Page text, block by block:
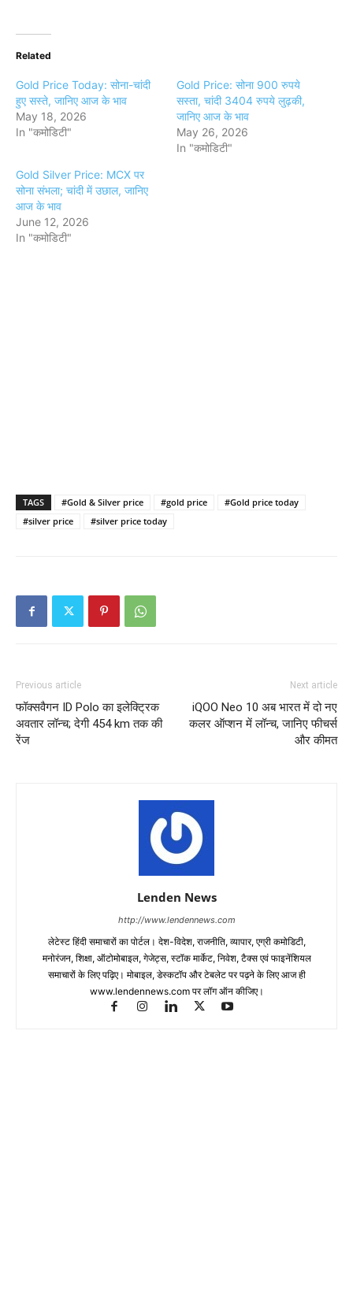
Related
Gold Price Today: सोना-चांदी
हुए सस्ते, जानिए आज के भाव
May 18, 2026
In "कमोडिटी"
Gold Price: सोना 900 रुपये
सस्ता, चांदी 3404 रुपये लुढ़की,
जानिए आज के भाव
May 26, 2026
In "कमोडिटी"
Gold Silver Price: MCX पर
सोना संभला; चांदी में उछाल, जानिए
आज के भाव
June 12, 2026
In "कमोडिटी"
TAGS #Gold & Silver price #gold price
#Gold price today
#silver price
#silver price today
Previous article
फॉक्सवैगन ID Polo का इलेक्ट्रिक
अवतार लॉन्च; देगी 454 km तक की
रेंज
Next article
iQOO Neo 10 अब भारत में दो नए
कलर ऑप्शन में लॉन्च, जानिए फीचर्स
और कीमत
Lenden News
http://www.lendennews.com
लेटेस्ट हिंदी समाचारों का पोर्टल। देश-विदेश, राजनीति, व्यापार, एग्री कमोडिटी,
मनोरंजन, शिक्षा, ऑटोमोबाइल, गेजेट्स, स्टॉक मार्केट, निवेश, टैक्स एवं फाइनेंशियल
समाचारों के लिए पढ़िए। मोबाइल, डेस्कटॉप और टेबलेट पर पढ़ने के लिए आज ही
www.lendennews.com पर लॉग ऑन कीजिए।